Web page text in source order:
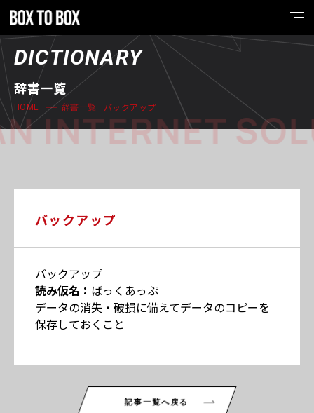
DICTIONARY
辞書一覧
HOME 辞書一覧 バックアップ
INTERNET
バックアップ
バックアップ
読み仮名： ばっくあっぷ
データの消失・破損に備えてデータのコピーを
保存しておくこと
記事一覧へ戻る